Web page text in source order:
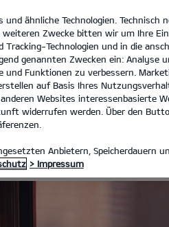
KIA ZUBEHÖR
ZUBEHÖR
und ähnliche Technologien.
Zwecke bitten wir um Ihre
Tracking-Technologien und in die
genannten Zwecken ein: Analyse
Funktionen zu verbessern.
auf Basis Ihres
Websites interessenbasierte
widerrufen werden. Über den
Anbietern, Speicherdauern
> Impressum